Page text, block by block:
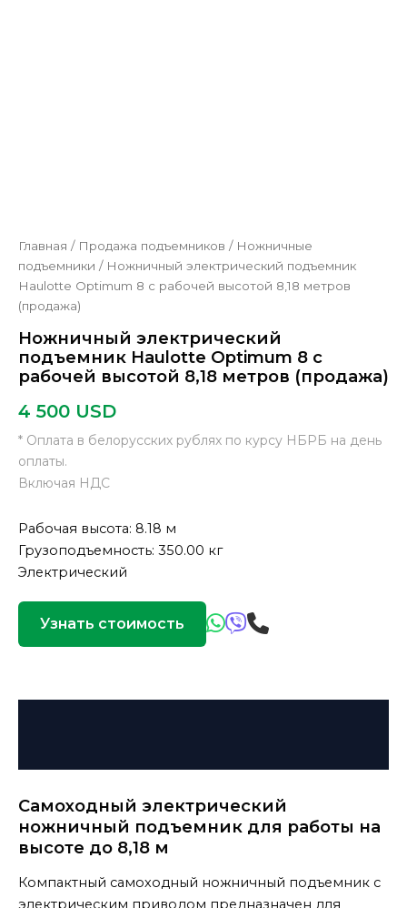
Главная / Продажа подъемников / Ножничные
подъемники / Ножничный электрический подъемник
Haulotte Optimum 8 с рабочей высотой 8,18 метров
(продажа)
Ножничный электрический
подъемник Haulotte Optimum 8 с
рабочей высотой 8,18 метров (продажа)
4 500 USD
* Оплата в белорусских рублях по курсу НБРБ на день
оплаты.
Включая НДС
Рабочая высота: 8.18 м
Грузоподъемность: 350.00 кг
Электрический
Узнать стоимость
Самоходный электрический
ножничный подъемник для работы на
высоте до 8,18 м
Компактный самоходный ножничный подъемник с
электрическим приводом предназначен для